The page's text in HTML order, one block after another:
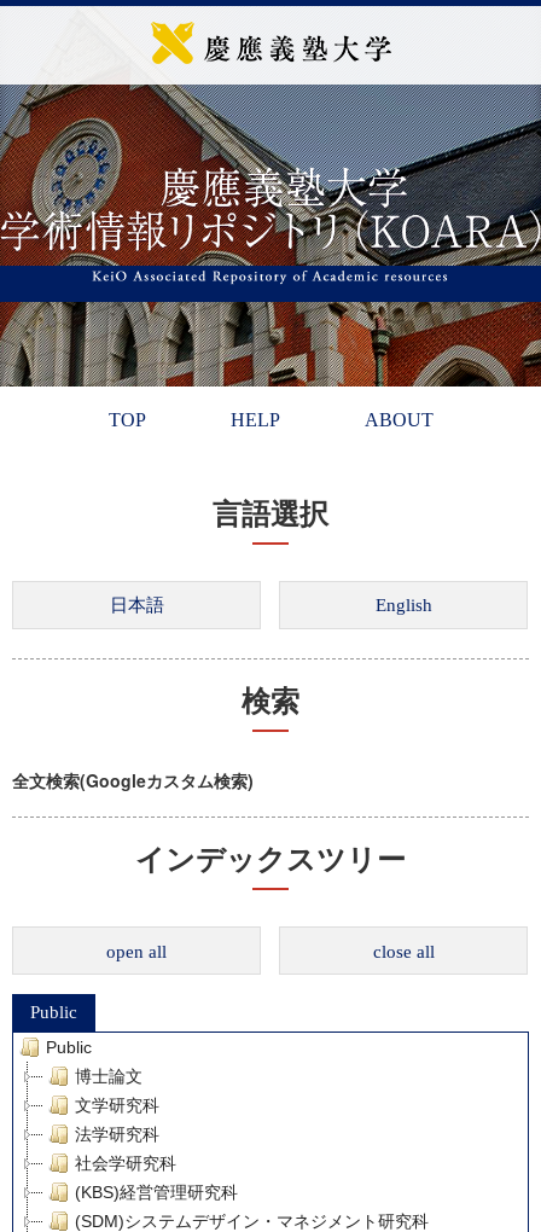
TOP HELP ABOUT
言語選択
検索
全文検索(Googleカスタム検索)
インデックスツリー
open all close all
Public
Public
博士論文
文学研究科
法学研究科
社会学研究科
(KBS)経営管理研究科
(SDM)システムデザイン・マネジメント研究科